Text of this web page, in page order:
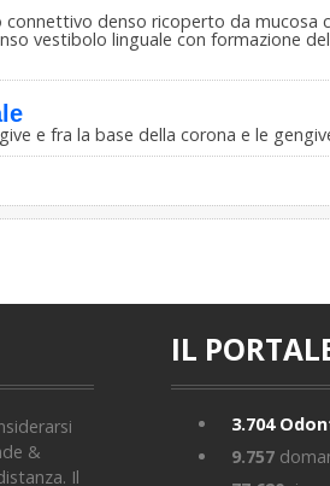
denso ricoperto da mucosa
vestibolo linguale con formazione
e fra la base della corona e le
&
Il
IL
3.704
9.757